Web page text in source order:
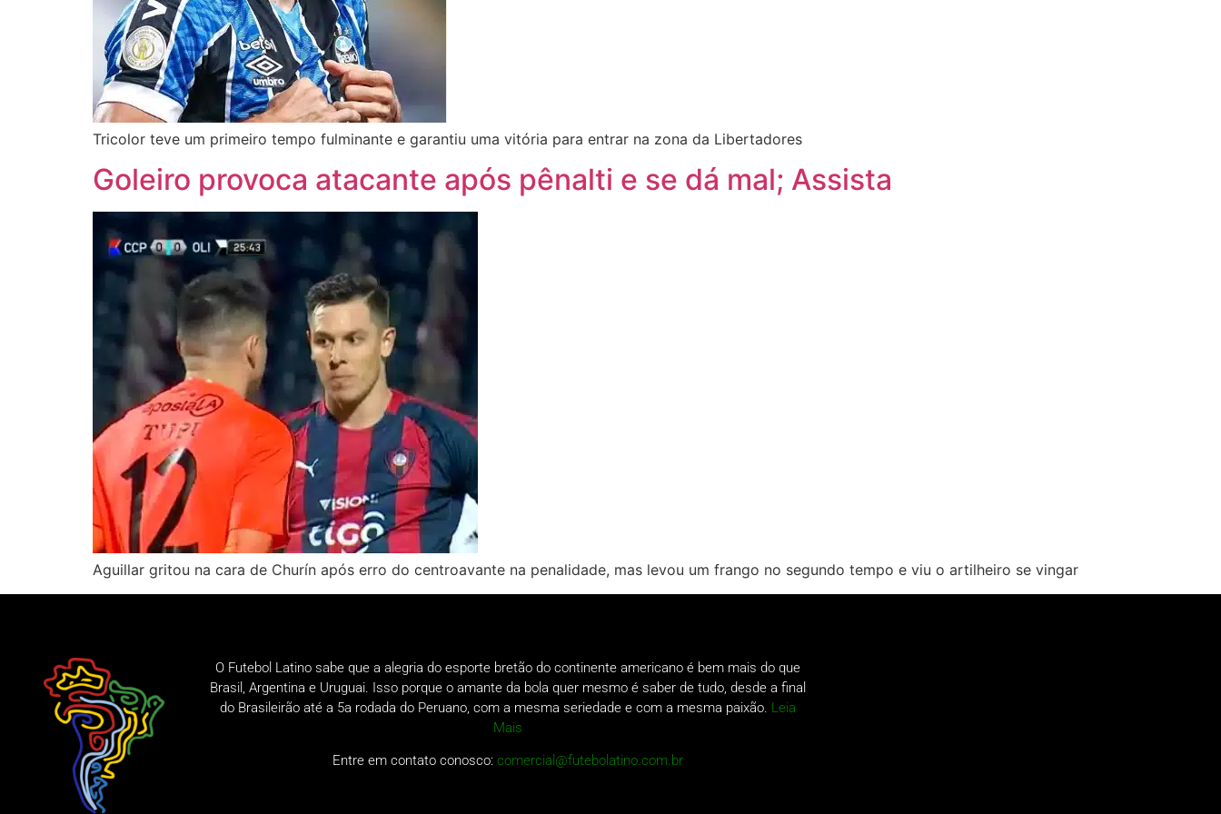
Tricolor teve um primeiro tempo fulminante e garantiu uma vitória para entrar na zona da Libertadores
Goleiro provoca atacante após pênalti e se dá mal; Assista
Aguillar gritou na cara de Churín após erro do centroavante na penalidade, mas levou um frango no segundo tempo e viu o artilheiro se vingar
O Futebol Latino sabe que a alegria do esporte bretão do continente americano é bem mais do que
Brasil, Argentina e Uruguai. Isso porque o amante da bola quer mesmo é saber de tudo, desde a final
do Brasileirão até a 5a rodada do Peruano, com a mesma seriedade e com a mesma paixão. Leia
Mais
Entre em contato conosco:comercial@futebolatino.com.br